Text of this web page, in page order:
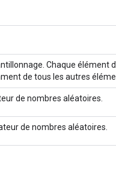
Chaque élément
de tous les autres
de nombres aléatoires.
de nombres aléatoires.